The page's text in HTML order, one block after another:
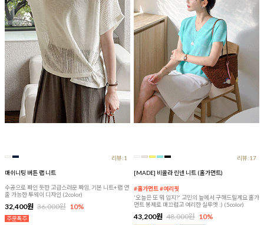
리뷰:1
매쉬니팅 버튼 랩 니트
수공으로 짜인 듯한 고급스러운 짜임, 기본 니트+랩 연
출 가능한 투웨이 디자인 (2color)
32,400원 36,000원 10%
리뷰:17
[MADE] 비올라 린넨 니트 (홀가먼트)
#홀가먼트 #여리핏
'오늘은 또 뭐 입지?' 고민의 늪에서 구해드릴게요 홀가
먼트 봉제로 매끄럽고 여리한 실루엣 :) (5color)
43,200원 48,000원 10%